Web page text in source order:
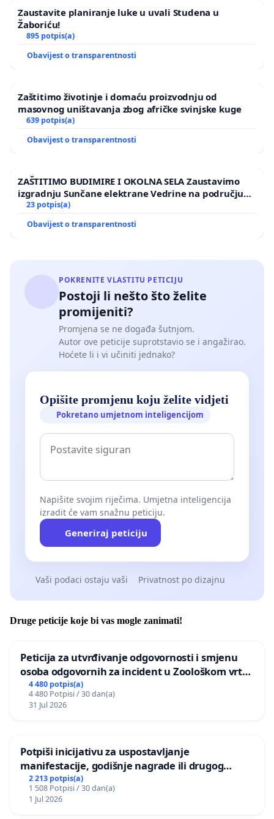
Zaustavite planiranje luke u uvali Studena u
Žaboriću!
895 potpis(a)
Obavijest o transparentnosti
Zaštitimo životinje i domaću proizvodnju od
masovnog uništavanja zbog afričke svinjske kuge
639 potpis(a)
Obavijest o transparentnosti
ZAŠTITIMO BUDIMIRE I OKOLNA SELA Zaustavimo
izgradnju Sunčane elektrane Vedrine na području
Ugljana
23 potpis(a)
Obavijest o transparentnosti
POKRENITE VLASTITU PETICIJU
Postoji li nešto što želite
promijeniti?
Promjena se ne događa šutnjom.
Autor ove peticije suprotstavio se i angažirao.
Hoćete li i vi učiniti jednako?
Opišite promjenu koju želite vidjeti
Pokretano umjetnom inteligencijom
Napišite svojim riječima. Umjetna inteligencija
izradit će vam snažnu peticiju.
Generiraj peticiju
Vaši podaci ostaju vaši Privatnost po dizajnu
Druge peticije koje bi vas mogle zanimati!
Peticija za utvrđivanje odgovornosti i smjenu
osoba odgovornih za incident u Zoološkom vrtu
Grada Zagreba
4 480 potpis(a)
4 480 Potpisi / 30 dan(a)
31 Jul 2026
Potpiši inicijativu za uspostavljanje
manifestacije, godišnje nagrade ili drugog
javnog događaja „Edin Avdić“ u Sarajevu
2 213 potpis(a)
1 508 Potpisi / 30 dan(a)
1 Jul 2026